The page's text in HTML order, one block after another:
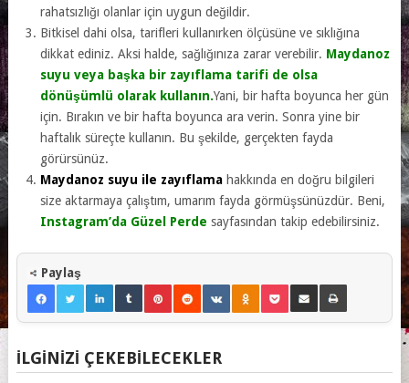
rahatsızlığı olanlar için uygun değildir.
Bitkisel dahi olsa, tarifleri kullanırken ölçüsüne ve sıklığına
dikkat ediniz. Aksi halde, sağlığınıza zarar verebilir. Maydanoz
suyu veya başka bir zayıflama tarifi de olsa
dönüşümlü olarak kullanın.Yani, bir hafta boyunca her gün
için. Bırakın ve bir hafta boyunca ara verin. Sonra yine bir
haftalık süreçte kullanın. Bu şekilde, gerçekten fayda
görürsünüz.
Maydanoz suyu ile zayıflama hakkında en doğru bilgileri
size aktarmaya çalıştım, umarım fayda görmüşsünüzdür. Beni,
Instagram’da Güzel Perde sayfasından takip edebilirsiniz.
Paylaş
İLGINIZI ÇEKEBILECEKLER